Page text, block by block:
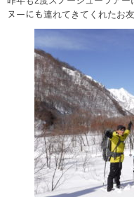
ヌーにも連れてきてくれたお